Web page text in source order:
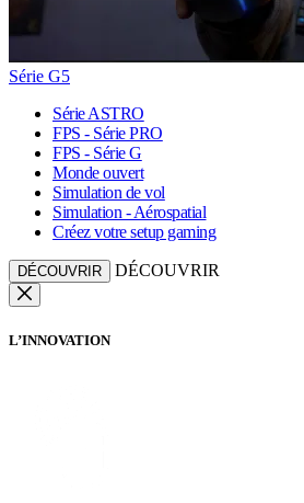
Série G5
Série ASTRO
FPS - Série PRO
FPS - Série G
Monde ouvert
Simulation de vol
Simulation - Aérospatial
Créez votre setup gaming
DÉCOUVRIR DÉCOUVRIR
L’INNOVATION